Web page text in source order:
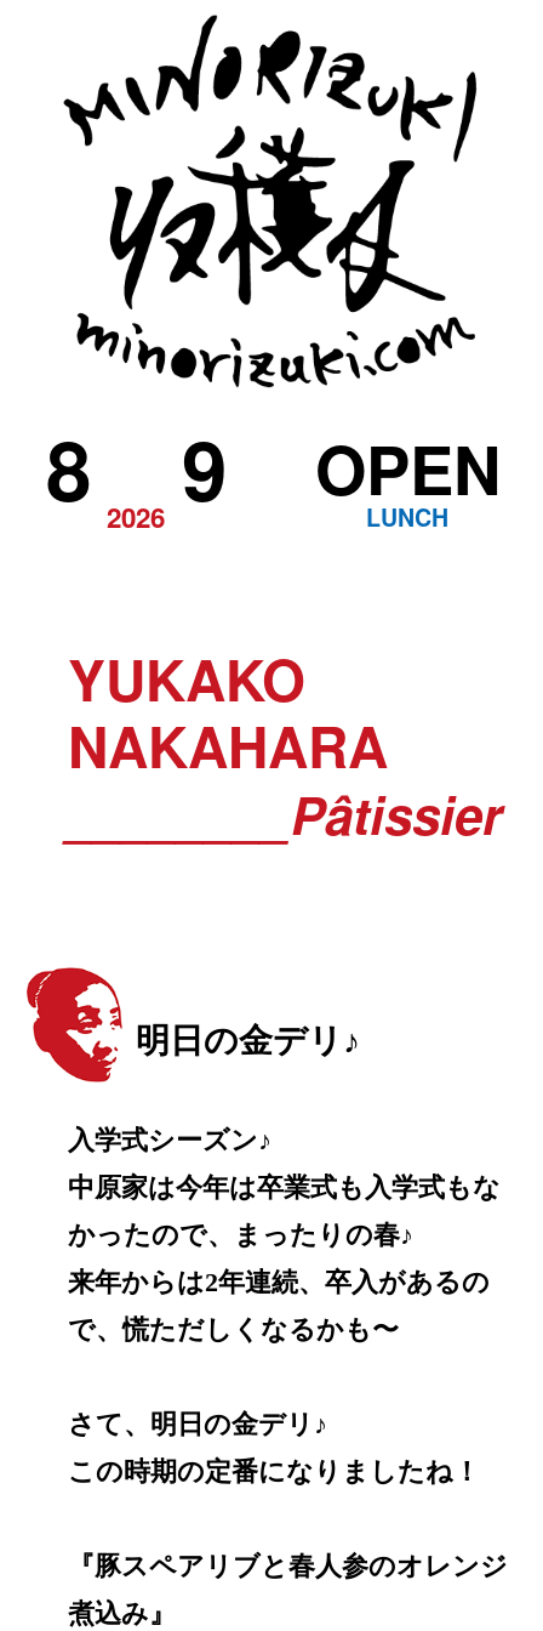
2026
8 9 LUNCH
OPEN
YUKAKO
NAKAHARA
________Pâtissier
明日の金デリ♪
入学式シーズン♪
中原家は今年は卒業式も入学式もな
かったので、まったりの春♪
来年からは2年連続、卒入があるの
で、慌ただしくなるかも〜
さて、明日の金デリ♪
この時期の定番になりましたね！
『豚スペアリブと春人参のオレンジ
煮込み』